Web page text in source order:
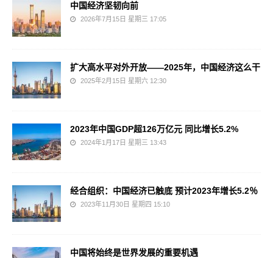
中国经济坚韧向前
2026年7月15日 星期三 17:05
扩大高水平对外开放——2025年，中国经济这么干
2025年2月15日 星期六 12:30
2023年中国GDP超126万亿元 同比增长5.2%
2024年1月17日 星期三 13:43
经合组织：中国经济已触底 预计2023年增长5.2％
2023年11月30日 星期四 15:10
中国将始终是世界发展的重要机遇